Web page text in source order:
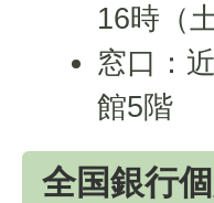
16時（
窓口：
館5階
全国銀行